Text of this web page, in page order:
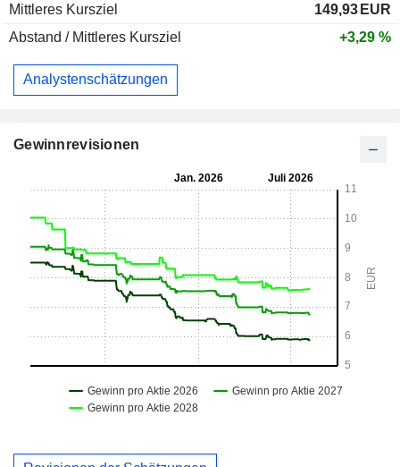
Mittleres Kursziel
149,93 EUR
Abstand / Mittleres Kursziel
+3,29 %
Analystenschätzungen
Gewinnrevisionen